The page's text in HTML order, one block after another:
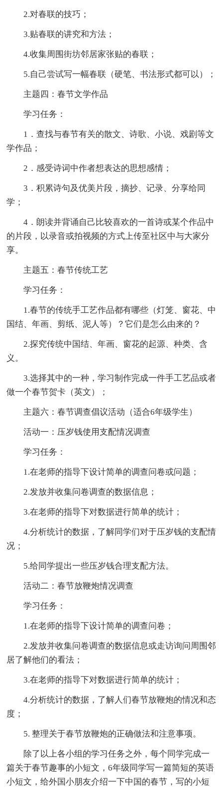
2.对春联的技巧；
3.贴春联的讲究和方法；
4.收集周围街坊邻居家张贴的春联；
5.自己尝试写一幅春联（硬笔、书法形式都可以）；
主题四：春节文学作品
学习任务：
1．查找与春节有关的散文、诗歌、小说、戏剧等文
学作品；
2．感受诗词中作者想表达的思想感情；
3．积累诗句及优美片段，摘抄、记录、分享给同
学；
4．朗读并背诵自己比较喜欢的一首诗或某个作品中
的片段，以录音或拍视频的方式上传至社区中与大家分
享。
主题五：春节传统工艺
学习任务：
1.春节的传统手工艺作品都有哪些（灯笼、窗花、中
国结、年画、剪纸、泥人等）？它们是怎么由来的？
2.探究传统中国结、年画、窗花的起源、种类、含
义。
3.选择其中的一种，学习制作完成一件手工艺品或者
做一个春节贺卡（英文）；
主题六：春节调查倡议活动（适合6年级学生）
活动一：压岁钱使用支配情况调查
学习任务：
1.在老师的指导下设计简单的调查问卷或问题；
2.发放并收集问卷调查的数据信息；
3.在老师的指导下对数据进行简单的统计；
4.分析统计的数据，了解同学们对于压岁钱的支配情
况；
5.给同学提出一些压岁钱合理支配方法。
活动二：春节放鞭炮情况调查
学习任务：
1.在老师的指导下设计简单的调查问卷；
2.发放并收集问卷调查的数据信息或走访询问周围邻
居了解他们的看法；
3.在老师的指导下对数据进行简单的统计；
4.分析统计的数据，了解人们春节放鞭炮的情况和态
度；
5. 整理关于春节放鞭炮的正确做法和注意事项。
除了以上各小组的学习任务之外，每个同学完成一
篇关于春节趣事的小短文，6年级同学写一篇简短的英语
小短文，给外国小朋友介绍一下中国的春节，写的小短